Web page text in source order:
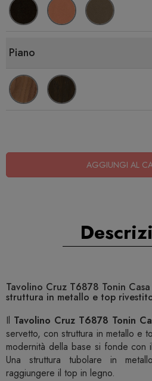
Piano
AGGIUNGI AL
Tavolino Cruz T6878 Tonin
struttura in metallo e top
Il Tavolino Cruz T6878 Tonin
servetto, con struttura in metallo e
modernità della base si fonde con
Una struttura tubolare in
raggiungere il top in legno.